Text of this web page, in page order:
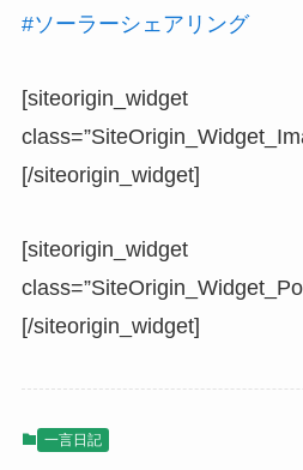
#ソーラーシェアリング
[siteorigin_widget
[/siteorigin_widget]
[siteorigin_widget
[/siteorigin_widget]
一言日記